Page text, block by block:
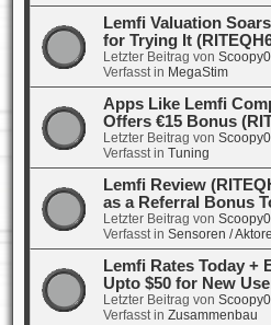
Lemfi Valuation
for Trying It
Letzter Beitrag von
Verfasst in MegaStim
Apps Like Lemfi
Offers €15 Bonus
Letzter Beitrag von
Verfasst in Tuning
Lemfi Review
as a Referral Bonus
Letzter Beitrag von
Verfasst in Sensoren /
Lemfi Rates Today +
Upto $50 for New
Letzter Beitrag von
Verfasst in Zusammenbau